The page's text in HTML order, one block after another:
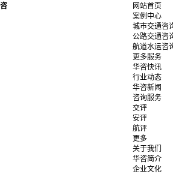
网站首页
案例中心
城市交通咨
公路交通咨
航道水运咨
更多服务
华咨快讯
行业动态
华咨新闻
咨询服务
交评
安评
航评
更多
关于我们
华咨简介
企业文化